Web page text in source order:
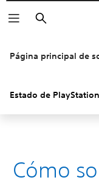
Buscar
Página principal de
Estado de PlayStation
Cómo